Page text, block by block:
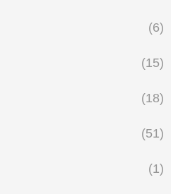
(6)
(15)
(18)
(51)
(1)